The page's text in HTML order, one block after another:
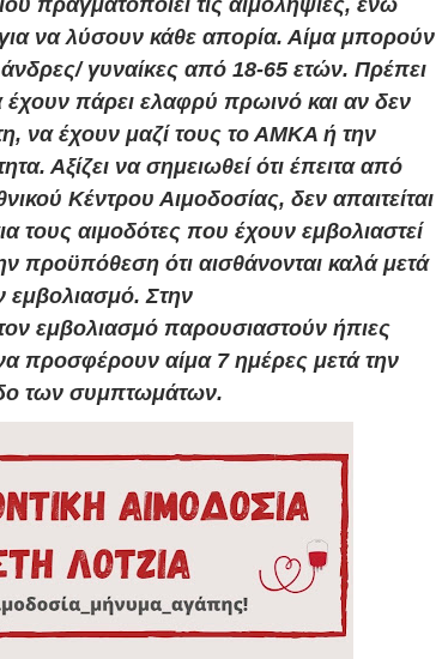
πραγματοποιεί τις αιμοληψίες, ενώ
για να λύσουν κάθε απορία. Αίμα μπορούν
γυναίκες από 18-65 ετών. Πρέπει
έχουν πάρει ελαφρύ πρωινό και αν δεν
να έχουν μαζί τους το ΑΜΚΑ ή την
Αξίζει να σημειωθεί ότι έπειτα από
Κέντρου Αιμοδοσίας, δεν απαιτείται
τους αιμοδότες που έχουν εμβολιαστεί
προϋπόθεση ότι αισθάνονται καλά μετά
εμβολιασμό. Στην
εμβολιασμό παρουσιαστούν ήπιες
προσφέρουν αίμα 7 ημέρες μετά την
των συμπτωμάτων.